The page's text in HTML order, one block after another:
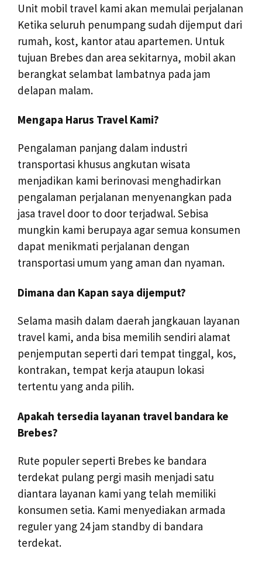
Unit mobil travel kami akan memulai perjalanan
Ketika seluruh penumpang sudah dijemput dari
rumah, kost, kantor atau apartemen. Untuk
tujuan Brebes dan area sekitarnya, mobil akan
berangkat selambat lambatnya pada jam
delapan malam.
Mengapa Harus Travel Kami?
Pengalaman panjang dalam industri
transportasi khusus angkutan wisata
menjadikan kami berinovasi menghadirkan
pengalaman perjalanan menyenangkan pada
jasa travel door to door terjadwal. Sebisa
mungkin kami berupaya agar semua konsumen
dapat menikmati perjalanan dengan
transportasi umum yang aman dan nyaman.
Dimana dan Kapan saya dijemput?
Selama masih dalam daerah jangkauan layanan
travel kami, anda bisa memilih sendiri alamat
penjemputan seperti dari tempat tinggal, kos,
kontrakan, tempat kerja ataupun lokasi
tertentu yang anda pilih.
Apakah tersedia layanan travel bandara ke
Brebes?
Rute populer seperti Brebes ke bandara
terdekat pulang pergi masih menjadi satu
diantara layanan kami yang telah memiliki
konsumen setia. Kami menyediakan armada
reguler yang 24 jam standby di bandara
terdekat.